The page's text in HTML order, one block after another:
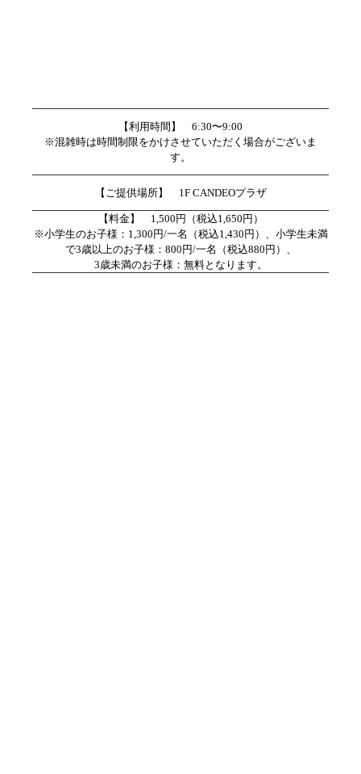
【利用時間】 6:30〜9:00
※混雑時は時間制限をかけさせていただく場合がございま
す。
【ご提供場所】 1F CANDEOプラザ
【料金】 1,500円（税込1,650円）
※小学生のお子様：1,300円/一名（税込1,430円）、小学生未満
で3歳以上のお子様：800円/一名（税込880円）、
3歳未満のお子様：無料となります。